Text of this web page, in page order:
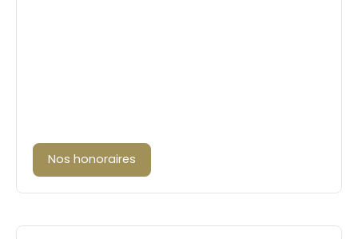
Nos honoraires